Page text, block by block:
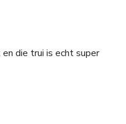
die trui is echt super